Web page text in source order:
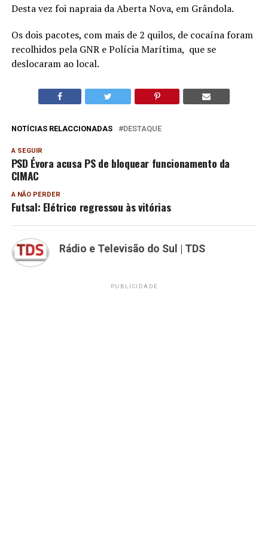
Desta vez foi napraia da Aberta Nova, em Grândola.
Os dois pacotes, com mais de 2 quilos, de cocaína foram
recolhidos pela GNR e Polícia Marítima, que se
deslocaram ao local.
NOTÍCIAS RELACCIONADAS DESTAQUE
A SEGUIR
PSD Évora acusa PS de bloquear funcionamento da
CIMAC
A NÃO PERDER
Futsal: Elétrico regressou às vitórias
Rádio e Televisão do Sul | TDS
PUBLICIDADE